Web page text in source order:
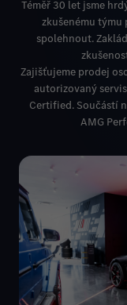
Téměř 30 let jsme
zkušenému týmu
spolehnout.
Zajišťujeme prodej
autorizovaný
Certified. Součástí
AMG